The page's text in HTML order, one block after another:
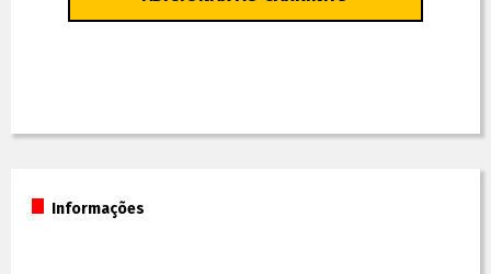
Informações